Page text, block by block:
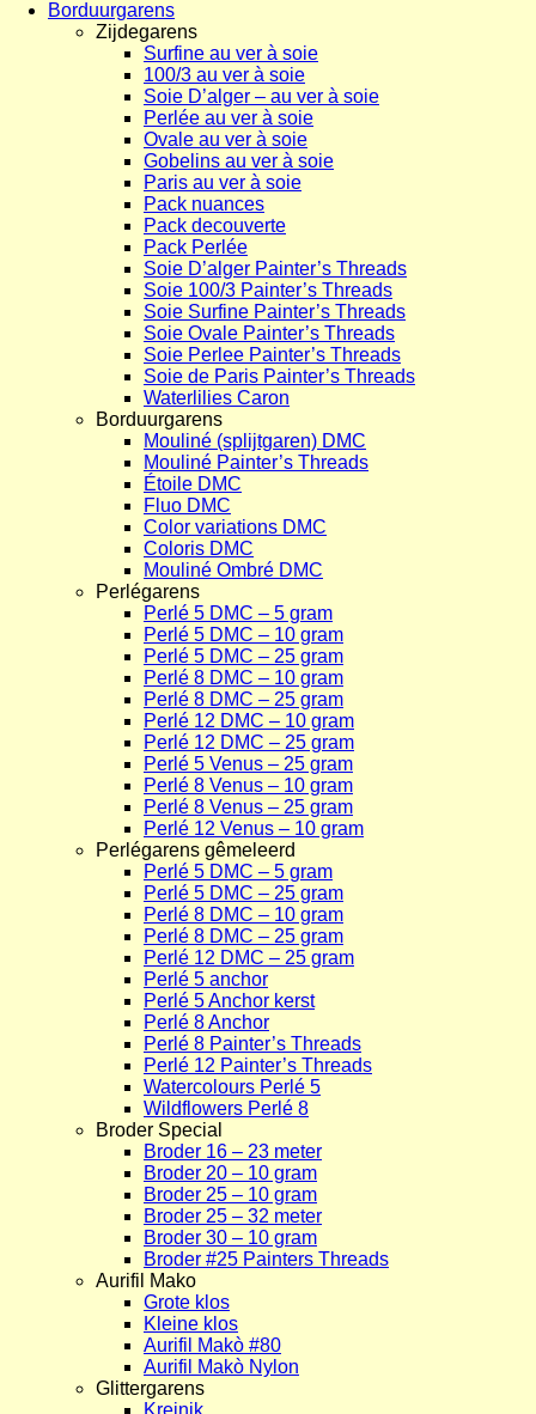
Borduurgarens
Zijdegarens
Surfine au ver à soie
100/3 au ver à soie
Soie D’alger – au ver à soie
Perlée au ver à soie
Ovale au ver à soie
Gobelins au ver à soie
Paris au ver à soie
Pack nuances
Pack decouverte
Pack Perlée
Soie D’alger Painter’s Threads
Soie 100/3 Painter’s Threads
Soie Surfine Painter’s Threads
Soie Ovale Painter’s Threads
Soie Perlee Painter’s Threads
Soie de Paris Painter’s Threads
Waterlilies Caron
Borduurgarens
Mouliné (splijtgaren) DMC
Mouliné Painter’s Threads
Étoile DMC
Fluo DMC
Color variations DMC
Coloris DMC
Mouliné Ombré DMC
Perlégarens
Perlé 5 DMC – 5 gram
Perlé 5 DMC – 10 gram
Perlé 5 DMC – 25 gram
Perlé 8 DMC – 10 gram
Perlé 8 DMC – 25 gram
Perlé 12 DMC – 10 gram
Perlé 12 DMC – 25 gram
Perlé 5 Venus – 25 gram
Perlé 8 Venus – 10 gram
Perlé 8 Venus – 25 gram
Perlé 12 Venus – 10 gram
Perlégarens gêmeleerd
Perlé 5 DMC – 5 gram
Perlé 5 DMC – 25 gram
Perlé 8 DMC – 10 gram
Perlé 8 DMC – 25 gram
Perlé 12 DMC – 25 gram
Perlé 5 anchor
Perlé 5 Anchor kerst
Perlé 8 Anchor
Perlé 8 Painter’s Threads
Perlé 12 Painter’s Threads
Watercolours Perlé 5
Wildflowers Perlé 8
Broder Special
Broder 16 – 23 meter
Broder 20 – 10 gram
Broder 25 – 10 gram
Broder 25 – 32 meter
Broder 30 – 10 gram
Broder #25 Painters Threads
Aurifil Mako
Grote klos
Kleine klos
Aurifil Makò #80
Aurifil Makò Nylon
Glittergarens
Kreinik